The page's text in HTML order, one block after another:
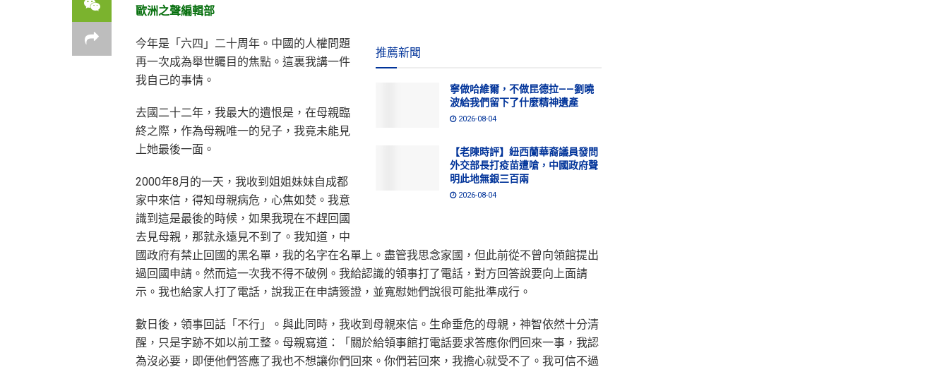
歐洲之聲編輯部
推薦新聞
寧做哈維爾，不做昆德拉——劉曉
波給我們留下了什麼精神遺產
2026-08-04
【老陳時評】紐西蘭華裔議員發問
外交部長打疫苗遭嗆，中國政府聲
明此地無銀三百兩
2026-08-04
今年是「六四」二十周年。中國的人權問題
再一次成為舉世矚目的焦點。這裏我講一件
我自己的事情。
去國二十二年，我最大的遺恨是，在母親臨
終之際，作為母親唯一的兒子，我竟未能見
上她最後一面。
2000年8月的一天，我收到姐姐妹妹自成都
家中來信，得知母親病危，心焦如焚。我意
識到這是最後的時候，如果我現在不趕回國
去見母親，那就永遠見不到了。我知道，中
國政府有禁止回國的黑名單，我的名字在名單上。盡管我思念家國，但此前從不曾向領館提出
過回國申請。然而這一次我不得不破例。我給認識的領事打了電話，對方回答說要向上面請
示。我也給家人打了電話，說我正在申請簽證，並寬慰她們說很可能批準成行。
數日後，領事回話「不行」。與此同時，我收到母親來信。生命垂危的母親，神智依然十分清
醒，只是字跡不如以前工整。母親寫道：「關於給領事館打電話要求答應你們回來一事，我認
為沒必要，即便他們答應了我也不想讓你們回來。你們若回來，我擔心就受不了。我可信不過